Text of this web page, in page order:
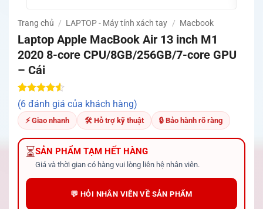
Trang chủ / LAPTOP - Máy tính xách tay / Macbook
Laptop Apple MacBook Air 13 inch M1
2020 8-core CPU/8GB/256GB/7-core GPU
– Cái
4.50trên
5 dựa trên
6
đánh giá
(6 đánh giá của khách hàng)
⚡ Giao nhanh 🛠 Hỗ trợ kỹ thuật 🔒 Bảo hành rõ ràng
⏳SẢN PHẨM TẠM HẾT HÀNG
Giá và thời gian có hàng vui lòng liên hệ nhân viên.
💬 HỎI NHÂN VIÊN VỀ SẢN PHẨM